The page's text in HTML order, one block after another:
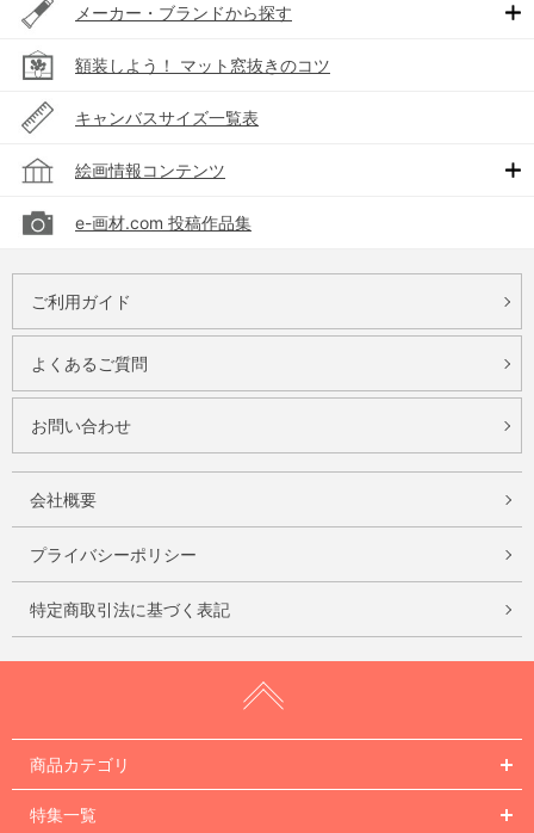
メーカー・ブランドから探す
額装しよう！ マット窓抜きのコツ
キャンバスサイズ一覧表
絵画情報コンテンツ
e-画材.com 投稿作品集
ご利用ガイド
よくあるご質問
お問い合わせ
会社概要
プライバシーポリシー
特定商取引法に基づく表記
商品カテゴリ
特集一覧